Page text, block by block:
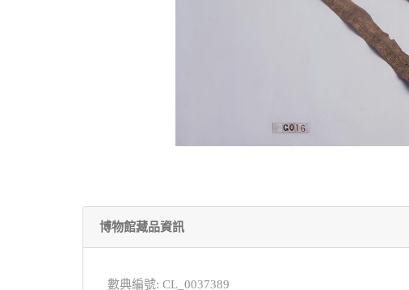
博物館藏品資訊
數典編號: CL_0037389